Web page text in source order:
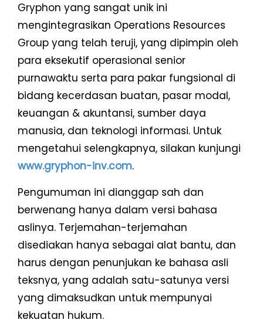
Gryphon yang sangat unik ini
mengintegrasikan Operations Resources
Group yang telah teruji, yang dipimpin oleh
para eksekutif operasional senior
purnawaktu serta para pakar fungsional di
bidang kecerdasan buatan, pasar modal,
keuangan & akuntansi, sumber daya
manusia, dan teknologi informasi. Untuk
mengetahui selengkapnya, silakan kunjungi
www.gryphon-inv.com.
Pengumuman ini dianggap sah dan
berwenang hanya dalam versi bahasa
aslinya. Terjemahan-terjemahan
disediakan hanya sebagai alat bantu, dan
harus dengan penunjukan ke bahasa asli
teksnya, yang adalah satu-satunya versi
yang dimaksudkan untuk mempunyai
kekuatan hukum.